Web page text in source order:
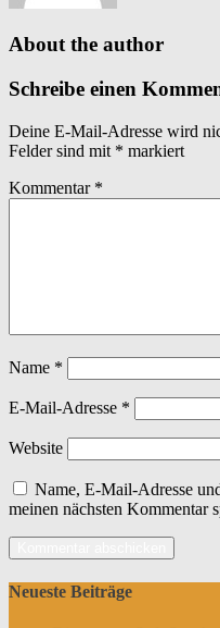
About the author
Schreibe einen
Deine E-Mail-Adresse wird
Felder sind mit * markiert
Kommentar *
Name *
E-Mail-Adresse *
Website
Name, E-Mail-Adresse
meinen nächsten Kommentar
Neueste Beiträge